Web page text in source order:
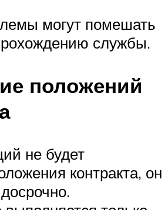
могут помешать
службы.
положений
не будет
контракта, он